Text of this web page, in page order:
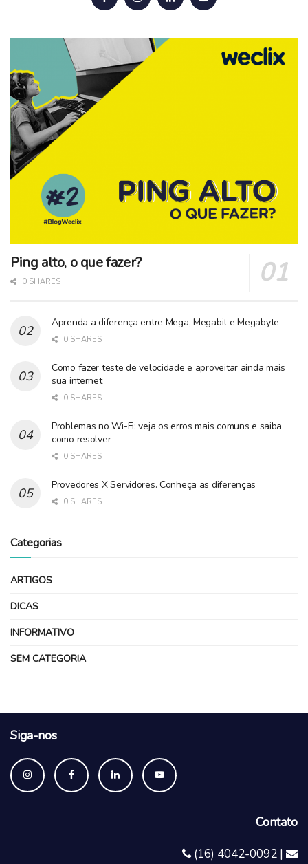
Ping alto, o que fazer?
0 SHARES
Aprenda a diferença entre Mega, Megabit e Megabyte
0 SHARES
Como fazer teste de velocidade e aproveitar ainda mais
sua internet
0 SHARES
Problemas no Wi-Fi: veja os erros mais comuns e saiba
como resolver
0 SHARES
Provedores X Servidores. Conheça as diferenças
0 SHARES
Categorias
ARTIGOS
DICAS
INFORMATIVO
SEM CATEGORIA
Siga-nos
Contato
(16) 4042-0092 |